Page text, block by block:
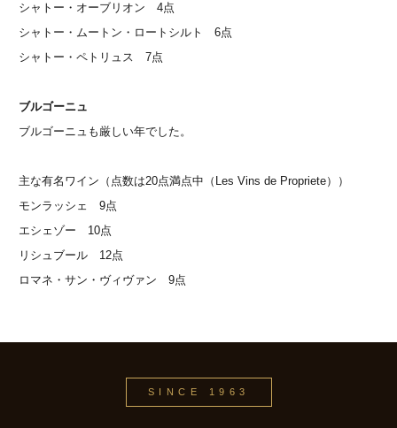
シャトー・オーブリオン 4点
シャトー・ムートン・ロートシルト 6点
シャトー・ペトリュス 7点
ブルゴーニュ
ブルゴーニュも厳しい年でした。
主な有名ワイン（点数は20点満点中（Les Vins de Propriete））
モンラッシェ 9点
エシェゾー 10点
リシュブール 12点
ロマネ・サン・ヴィヴァン 9点
SINCE 1963